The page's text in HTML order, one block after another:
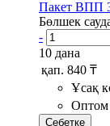
Пакет ВПП
Бөлшек
-
10 дана
қап. 840 ₸
Ұсақ
Оптом
Себетке